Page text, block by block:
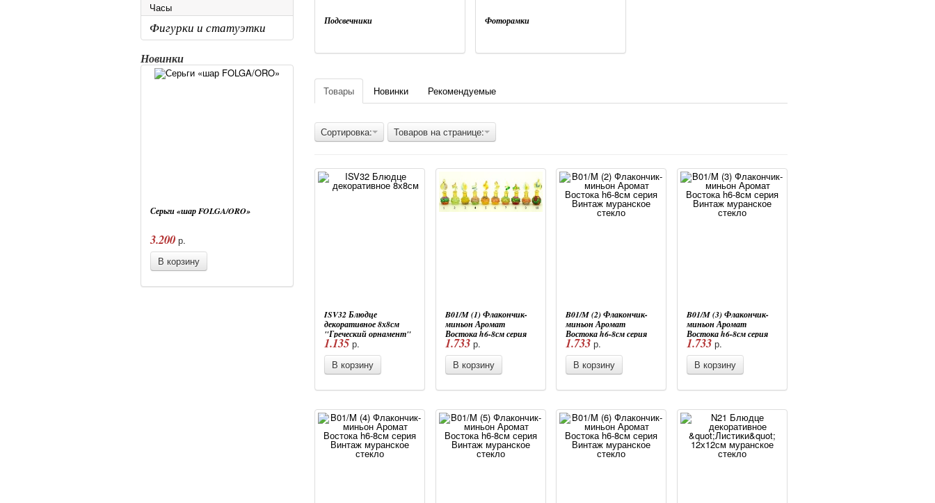
Часы
Фигурки и статуэтки
Новинки
Серьги «шар FOLGA/ORO»
3.200 р.
В корзину
Подсвечники Фоторамки
Товары Новинки Рекомендуемые
Сортировка: Товаров на странице:
ISV32 Блюдце
декоративное 8х8см
"Греческий орнамент"
5 цветов муранское
стекло
1.135 р.
В корзину
B01/M (1) Флакончик-
миньон Аромат
Востока h6-8см серия
Винтаж муранское
стекло
1.733р.
В корзину
B01/M (2) Флакончик-
миньон Аромат
Востока h6-8см серия
Винтаж муранское
стекло
1.733 р.
В корзину
B01/M (3) Флакончик-
миньон Аромат
Востока h6-8см серия
Винтаж муранское
стекло
1.733р.
В корзину